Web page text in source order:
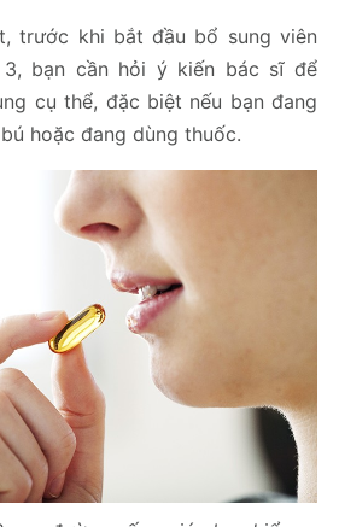
trước khi bắt đầu bổ sung viên
3, bạn cần hỏi ý kiến bác sĩ để
cụ thể, đặc biệt nếu bạn đang
hoặc đang dùng thuốc.